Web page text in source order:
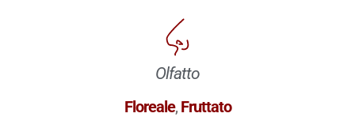
Olfatto
Floreale, Fruttato